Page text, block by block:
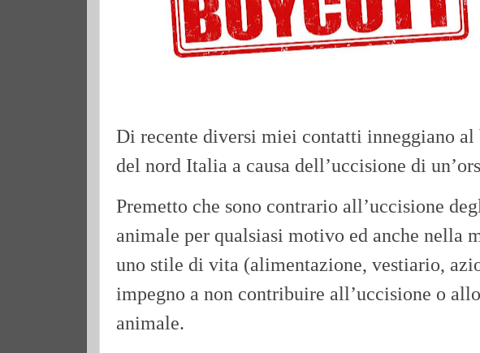
Di recente diversi miei contatti inneggiano
del nord Italia a causa dell’uccisione di
Premetto che sono contrario all’uccisione
animale per qualsiasi motivo ed anche nella
uno stile di vita (alimentazione, vestiario,
impegno a non contribuire all’uccisione o
animale.